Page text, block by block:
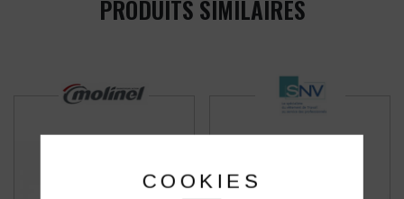
PRODUITS SIMILAIRES
COOKIES